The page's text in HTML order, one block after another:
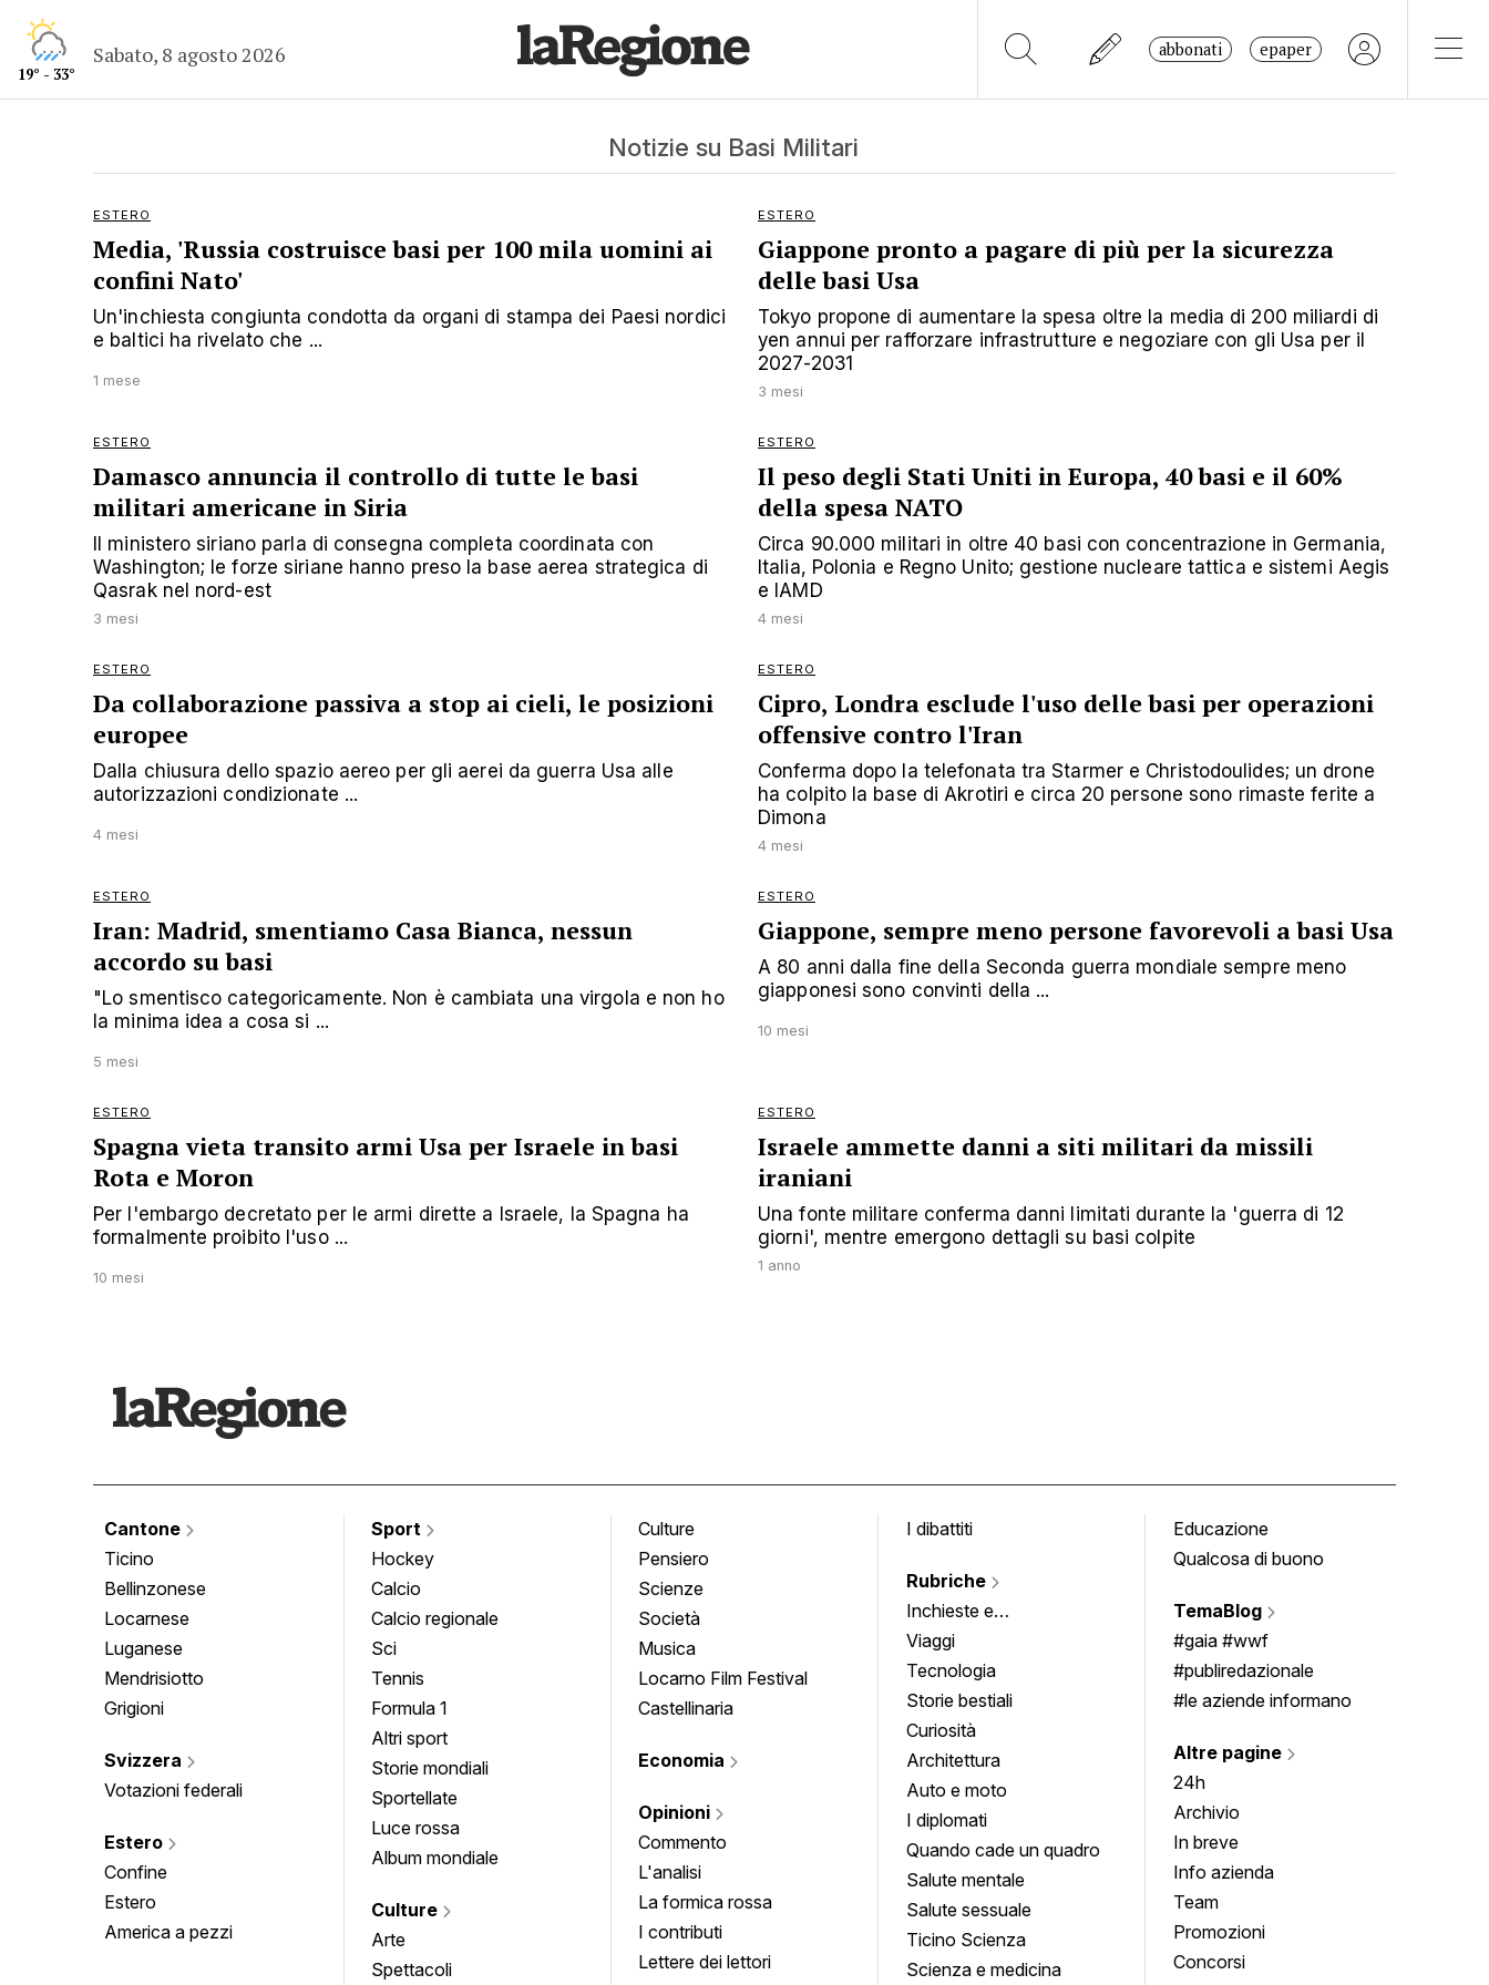
19° - 33°
Sabato, 8 agosto 2026 abbonati epaper
Notizie su Basi Militari
ESTERO
Media, 'Russia costruisce basi per 100 mila uomini ai
confini Nato'
Un'inchiesta congiunta condotta da organi di stampa dei Paesi nordici
e baltici ha rivelato che ...
1 mese
ESTERO
Giappone pronto a pagare di più per la sicurezza
delle basi Usa
Tokyo propone di aumentare la spesa oltre la media di 200 miliardi di
yen annui per rafforzare infrastrutture e negoziare con gli Usa per il
2027-2031
3 mesi
ESTERO
Damasco annuncia il controllo di tutte le basi
militari americane in Siria
Il ministero siriano parla di consegna completa coordinata con
Washington; le forze siriane hanno preso la base aerea strategica di
Qasrak nel nord-est
3 mesi
ESTERO
Il peso degli Stati Uniti in Europa, 40 basi e il 60%
della spesa NATO
Circa 90.000 militari in oltre 40 basi con concentrazione in Germania,
Italia, Polonia e Regno Unito; gestione nucleare tattica e sistemi Aegis
e IAMD
4 mesi
ESTERO
Da collaborazione passiva a stop ai cieli, le posizioni
europee
Dalla chiusura dello spazio aereo per gli aerei da guerra Usa alle
autorizzazioni condizionate ...
4 mesi
ESTERO
Cipro, Londra esclude l'uso delle basi per operazioni
offensive contro l'Iran
Conferma dopo la telefonata tra Starmer e Christodoulides; un drone
ha colpito la base di Akrotiri e circa 20 persone sono rimaste ferite a
Dimona
4 mesi
ESTERO
Iran: Madrid, smentiamo Casa Bianca, nessun
accordo su basi
"Lo smentisco categoricamente. Non è cambiata una virgola e non ho
la minima idea a cosa si ...
5 mesi
ESTERO
Giappone, sempre meno persone favorevoli a basi Usa
A 80 anni dalla fine della Seconda guerra mondiale sempre meno
giapponesi sono convinti della ...
10 mesi
ESTERO
Spagna vieta transito armi Usa per Israele in basi
Rota e Moron
Per l'embargo decretato per le armi dirette a Israele, la Spagna ha
formalmente proibito l'uso ...
10 mesi
ESTERO
Israele ammette danni a siti militari da missili
iraniani
Una fonte militare conferma danni limitati durante la 'guerra di 12
giorni', mentre emergono dettagli su basi colpite
1 anno
Cantone
Ticino
Bellinzonese
Locarnese
Luganese
Mendrisiotto
Grigioni
Svizzera
Votazioni federali
Estero
Confine
Estero
America a pezzi
Sport
Hockey
Calcio
Calcio regionale
Sci
Tennis
Formula 1
Altri sport
Storie mondiali
Sportellate
Luce rossa
Album mondiale
Culture
Arte
Spettacoli
Culture
Pensiero
Scienze
Società
Musica
Locarno Film Festival
Castellinaria
Economia
Opinioni
Commento
L'analisi
La formica rossa
I contributi
Lettere dei lettori
I dibattiti
Rubriche
Inchieste e
approfondimenti
Viaggi
Tecnologia
Storie bestiali
Curiosità
Architettura
Auto e moto
I diplomati
Quando cade un quadro
Salute mentale
Salute sessuale
Ticino Scienza
Scienza e medicina
Educazione
Qualcosa di buono
TemaBlog
#gaia #wwf
#publiredazionale
#le aziende informano
Altre pagine
24h
Archivio
In breve
Info azienda
Team
Promozioni
Concorsi